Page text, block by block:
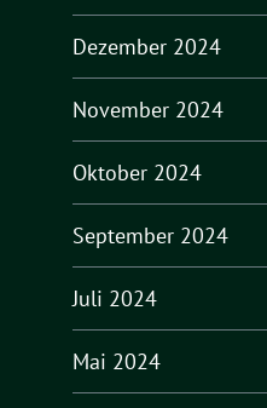
Dezember 2024
November 2024
Oktober 2024
September 2024
Juli 2024
Mai 2024